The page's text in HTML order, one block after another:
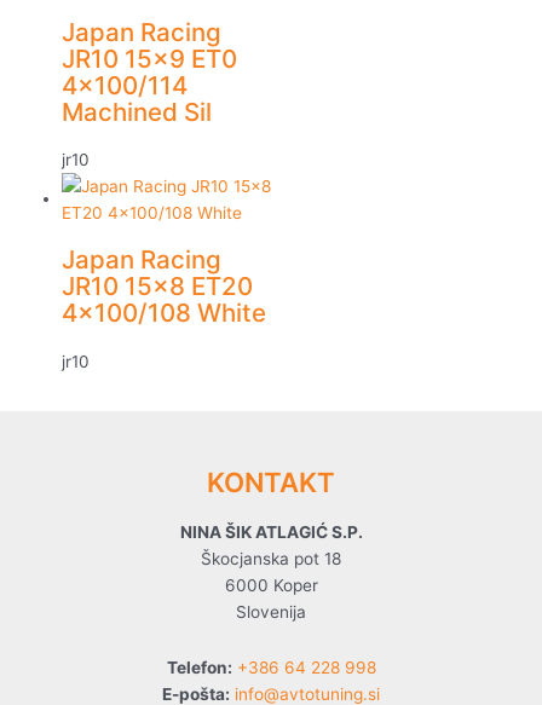
Japan Racing
JR10 15×9 ET0
4×100/114
Machined Sil
jr10
Japan Racing
JR10 15×8 ET20
4×100/108 White
jr10
KONTAKT
NINA ŠIK ATLAGIĆ S.P.
Škocjanska pot 18
6000 Koper
Slovenija
Telefon: +386 64 228 998
E-pošta: info@avtotuning.si